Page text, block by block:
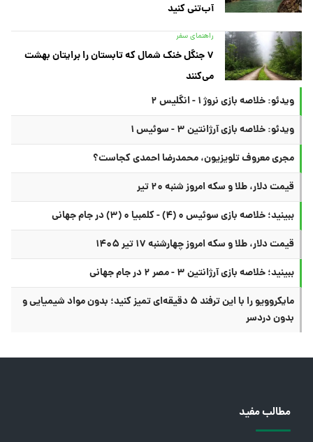
آب‌تنی کنید
راهنمای سفر
۷ جنگل خنک شمال که تابستان را برایتان بهشت
می‌کنند
ویدئو: خلاصه بازی نروژ ۱ - انگلیس ۲
ویدئو: خلاصه بازی آرژانتین ۳ - سوئیس ۱
مجری معروف تلویزیون، محمدرضا احمدی کجاست؟
قیمت دلار، طلا و سکه امروز شنبه ۲۰ تیر
ببینید؛ خلاصه بازی سوئیس ۰ (۴) - کلمبیا ۰ (۳) در جام جهانی
قیمت دلار، طلا و سکه امروز چهارشنبه ۱۷ تیر ۱۴۰۵
ببینید؛ خلاصه بازی آرژانتین ۳ - مصر ۲ در جام جهانی
مایکروویو را با این ترفند ۵ دقیقه‌ای تمیز کنید؛ بدون مواد شیمیایی و
بدون دردسر
مطالب مفید